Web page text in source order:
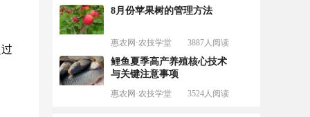
8月份苹果树的管理方法
惠农网·农技学堂 3887人阅读
鲤鱼夏季高产养殖核心技术
与关键注意事项
惠农网·农技学堂 3524人阅读